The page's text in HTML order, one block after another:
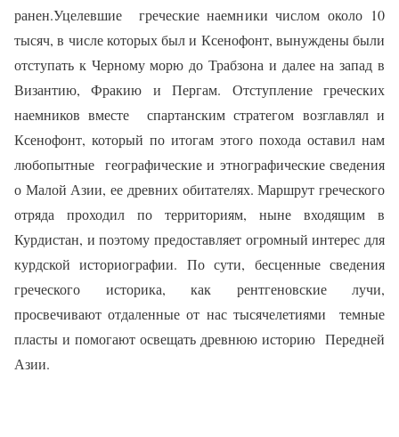
ранен.Уцелевшие греческие наемники числом около 10
тысяч, в числе которых был и Ксенофонт, вынуждены были
отступать к Черному морю до Трабзона и далее на запад в
Византию, Фракию и Пергам. Отступление греческих
наемников вместе спартанским стратегом возглавлял и
Ксенофонт, который по итогам этого похода оставил нам
любопытные географические и этнографические сведения
о Малой Азии, ее древних обитателях. Маршрут греческого
отряда проходил по территориям, ныне входящим в
Курдистан, и поэтому предоставляет огромный интерес для
курдской историографии. По сути, бесценные сведения
греческого историка, как рентгеновские лучи,
просвечивают отдаленные от нас тысячелетиями темные
пласты и помогают освещать древнюю историю Передней
Азии.